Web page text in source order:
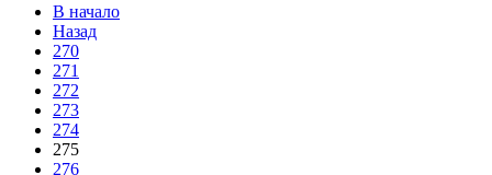
В начало
Назад
270
271
272
273
274
275
276